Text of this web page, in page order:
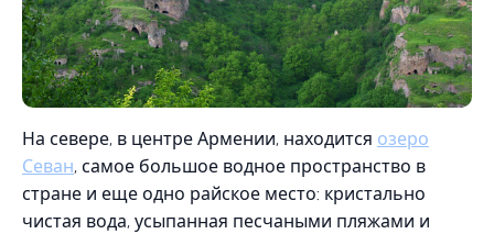
На севере, в центре Армении, находится озеро
Севан, самое большое водное пространство в
стране и еще одно райское место: кристально
чистая вода, усыпанная песчаными пляжами и